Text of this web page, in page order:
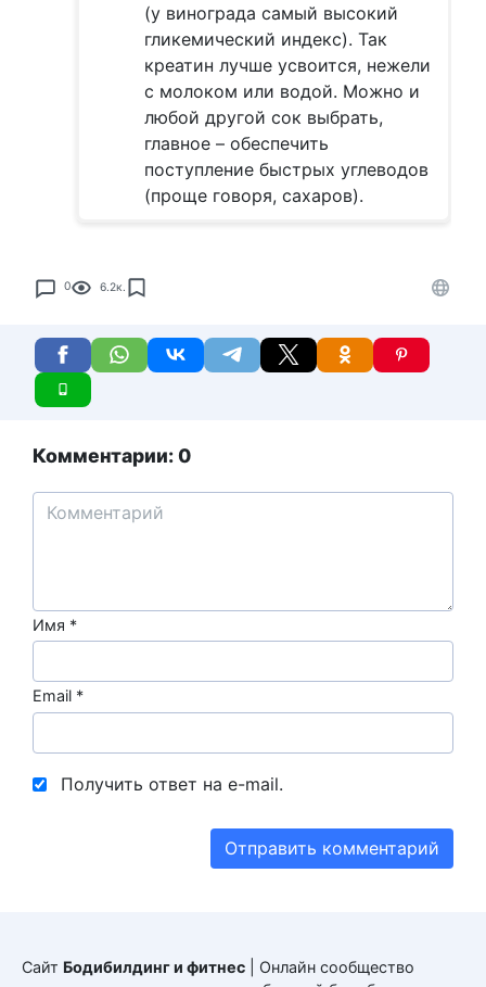
(у винограда самый высокий
гликемический индекс). Так
креатин лучше усвоится, нежели
с молоком или водой. Можно и
любой другой сок выбрать,
главное – обеспечить
поступление быстрых углеводов
(проще говоря, сахаров).
0 6.2к.
Комментарии: 0
Имя *
Email *
Получить ответ на e-mail.
Сайт Бодибилдинг и фитнес | Онлайн сообщество